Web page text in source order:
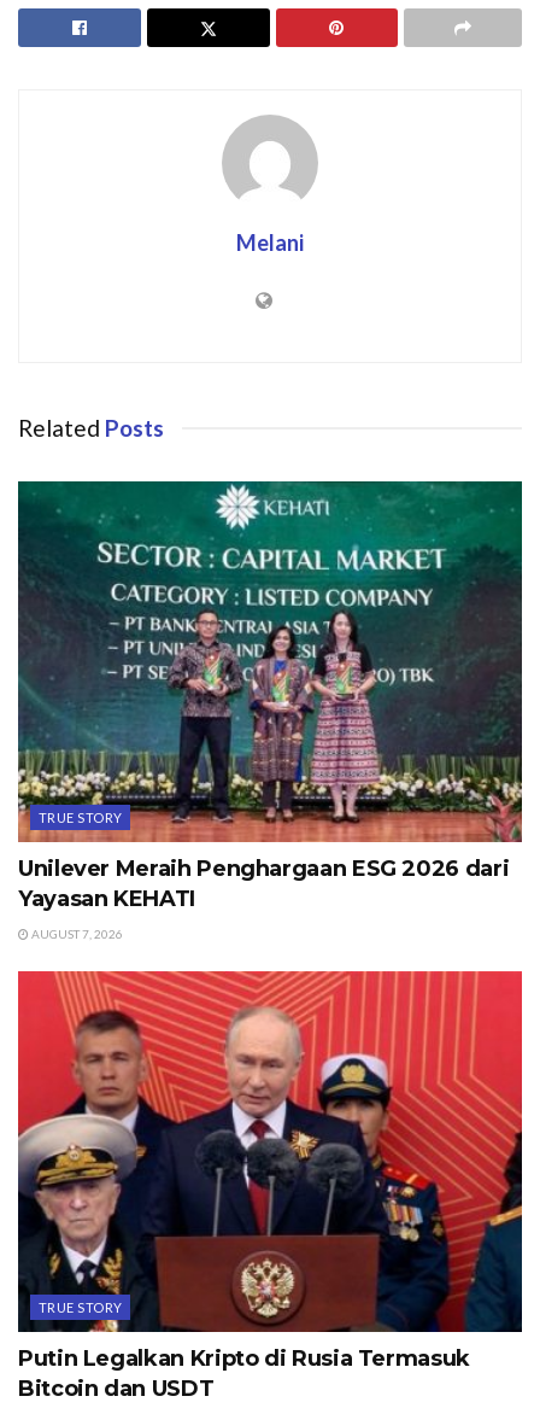
Melani
Related Posts
TRUE STORY
Unilever Meraih Penghargaan ESG 2026 dari
Yayasan KEHATI
AUGUST 7, 2026
TRUE STORY
Putin Legalkan Kripto di Rusia Termasuk
Bitcoin dan USDT